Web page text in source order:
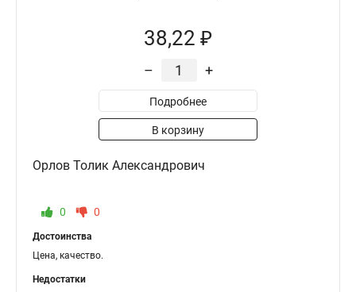
38,22 ₽
– +
Подробнее
В корзину
Орлов Толик Александрович
0 0
Достоинства
Цена, качество.
Недостатки